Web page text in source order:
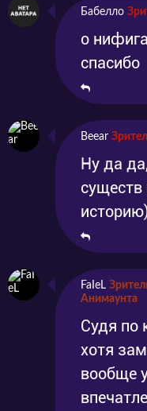
Бабелло
о
спасибо
Beear
Ну да
существ
FaIeL
Анимаунта
Судя по
хотя
вообще